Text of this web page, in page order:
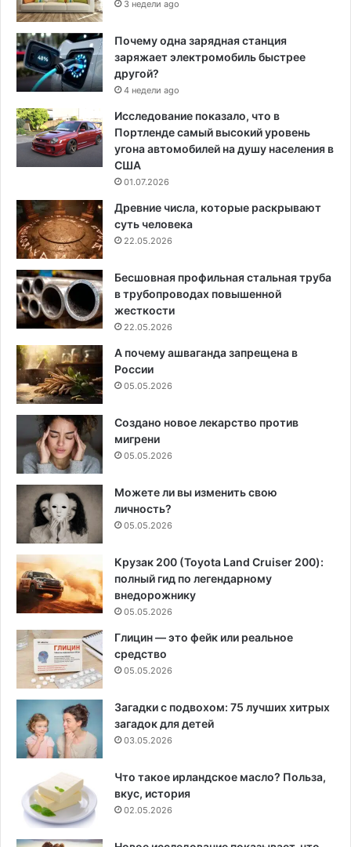
3 недели ago
Почему одна зарядная станция
заряжает электромобиль быстрее
другой?
4 недели ago
Исследование показало, что в
Портленде самый высокий уровень
угона автомобилей на душу населения в
США
01.07.2026
Древние числа, которые раскрывают
суть человека
22.05.2026
Бесшовная профильная стальная труба
в трубопроводах повышенной
жесткости
22.05.2026
А почему ашваганда запрещена в
России
05.05.2026
Создано новое лекарство против
мигрени
05.05.2026
Можете ли вы изменить свою
личность?
05.05.2026
Крузак 200 (Toyota Land Cruiser 200):
полный гид по легендарному
внедорожнику
05.05.2026
Глицин — это фейк или реальное
средство
05.05.2026
Загадки с подвохом: 75 лучших хитрых
загадок для детей
03.05.2026
Что такое ирландское масло? Польза,
вкус, история
02.05.2026